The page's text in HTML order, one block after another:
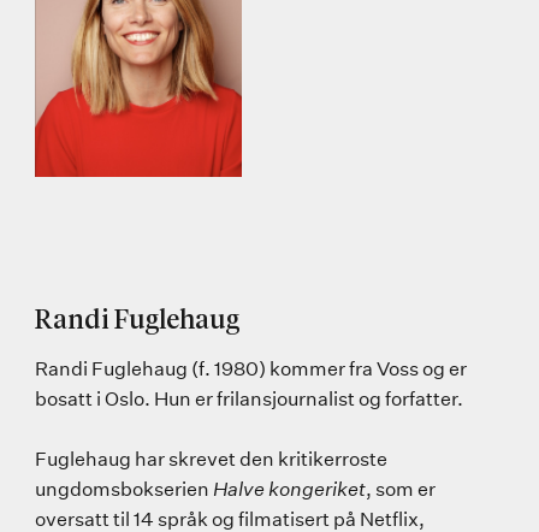
Randi Fuglehaug
Randi Fuglehaug (f. 1980) kommer fra Voss og er
bosatt i Oslo. Hun er frilansjournalist og forfatter.
Fuglehaug har skrevet den kritikerroste
ungdomsbokserien Halve kongeriket, som er
oversatt til 14 språk og filmatisert på Netflix,